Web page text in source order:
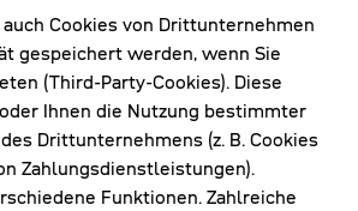
Cookies von Drittunternehmen
gespeichert werden, wenn Sie
(Third-Party-Cookies). Diese
Ihnen die Nutzung bestimmter
Drittunternehmens (z. B. Cookies
Zahlungsdienstleistungen).
Funktionen. Zahlreiche